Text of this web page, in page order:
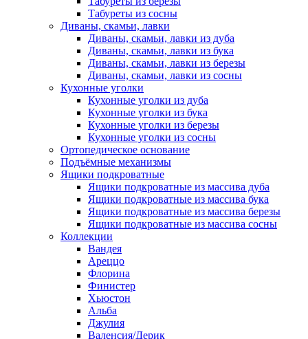
Табуреты из сосны
Диваны, скамьи, лавки
Диваны, скамьи, лавки из дуба
Диваны, скамьи, лавки из бука
Диваны, скамьи, лавки из березы
Диваны, скамьи, лавки из сосны
Кухонные уголки
Кухонные уголки из дуба
Кухонные уголки из бука
Кухонные уголки из березы
Кухонные уголки из сосны
Ортопедическое основание
Подъёмные механизмы
Ящики подкроватные
Ящики подкроватные из массива дуба
Ящики подкроватные из массива бука
Ящики подкроватные из массива березы
Ящики подкроватные из массива сосны
Коллекции
Вандея
Ареццо
Флорина
Финистер
Хьюстон
Альба
Джулия
Валенсия/Дерик